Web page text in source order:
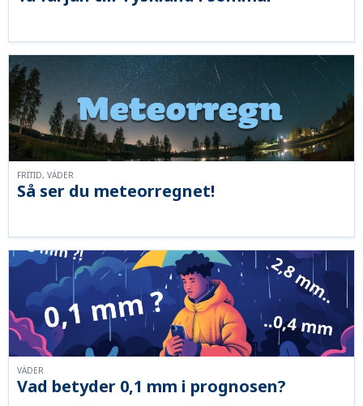
Så ser du meteorregnet!
FRITID, VÄDER
Vad betyder 0,1 mm i prognosen?
VÄDER